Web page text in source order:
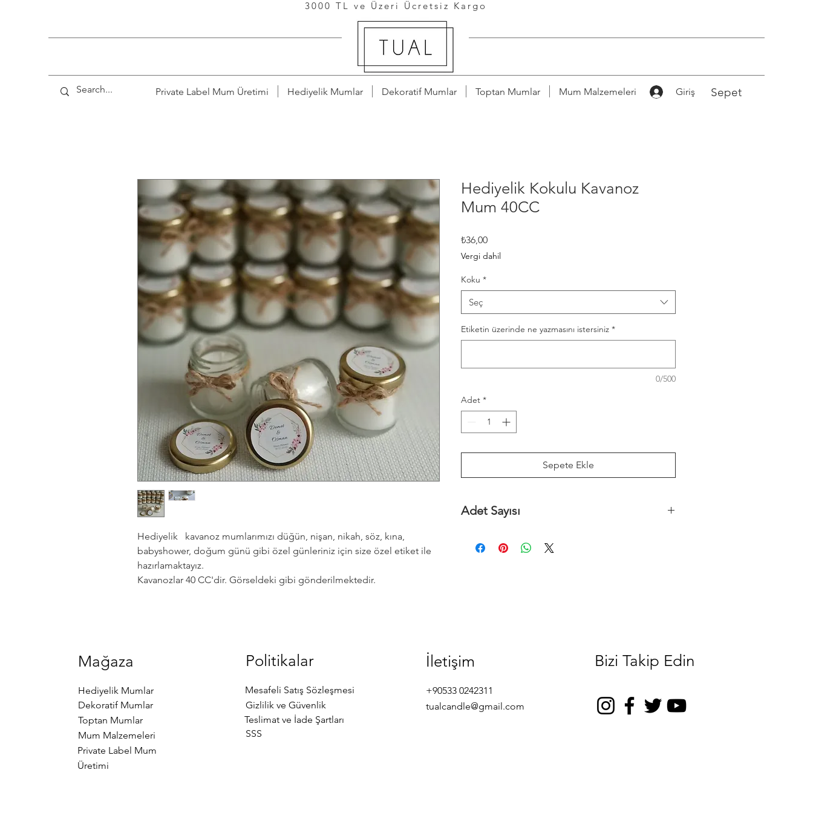
Private Label Mum Üretimi Hediyelik Mumlar Dekoratif Mumlar Toptan Mumlar Mum Malzemeleri Giriş Sepet
3000 TL ve Üzeri Ücretsiz Kargo
Hediyelik kavanoz mumlarımızı düğün, nişan, nikah, söz, kına,
babyshower, doğum günü gibi özel günleriniz için size özel etiket ile
hazırlamaktayız.
Kavanozlar 40 CC'dir. Görseldeki gibi gönderilmektedir.
Hediyelik Kokulu Kavanoz
Mum 40CC
₺36,00Fiyat
Vergi dahil
Koku *
Seç
Etiketin üzerinde ne yazmasını istersiniz *
0/500
Adet *
Sepete Ekle
Adet Sayısı
Mağaza
Hediyelik Mumlar
Dekoratif Mumlar
Toptan Mumlar
Mum Malzemeleri
Private Label Mum
Üretimi
Politikalar
Mesafeli Satış Sözleşmesi
Gizlilik ve Güvenlik
Teslimat ve İade Şartları
SSS
İletişim
+90533 0242311
tualcandle@gmail.com
Bizi Takip Edin